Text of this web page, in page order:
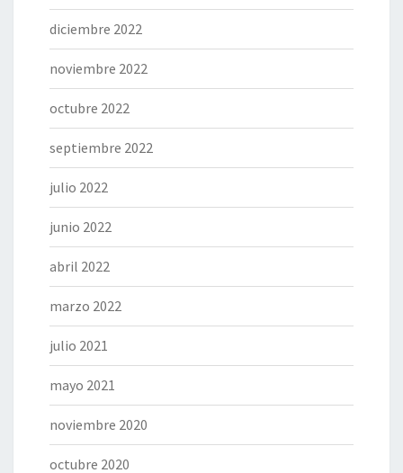
diciembre 2022
noviembre 2022
octubre 2022
septiembre 2022
julio 2022
junio 2022
abril 2022
marzo 2022
julio 2021
mayo 2021
noviembre 2020
octubre 2020